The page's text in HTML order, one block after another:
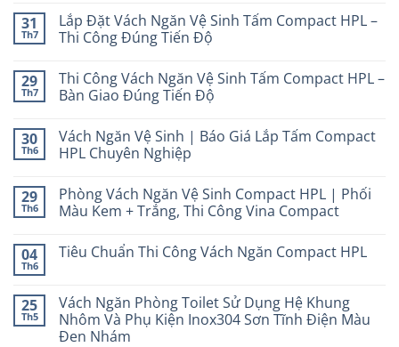
31
Th7
Lắp Đặt Vách Ngăn Vệ Sinh Tấm Compact HPL –
Thi Công Đúng Tiến Độ
29
Th7
Thi Công Vách Ngăn Vệ Sinh Tấm Compact HPL –
Bàn Giao Đúng Tiến Độ
30
Th6
Vách Ngăn Vệ Sinh | Báo Giá Lắp Tấm Compact
HPL Chuyên Nghiệp
29
Th6
Phòng Vách Ngăn Vệ Sinh Compact HPL | Phối
Màu Kem + Trắng, Thi Công Vina Compact
04
Th6
Tiêu Chuẩn Thi Công Vách Ngăn Compact HPL
25
Th5
Vách Ngăn Phòng Toilet Sử Dụng Hệ Khung
Nhôm Và Phụ Kiện Inox304 Sơn Tĩnh Điện Màu
Đen Nhám